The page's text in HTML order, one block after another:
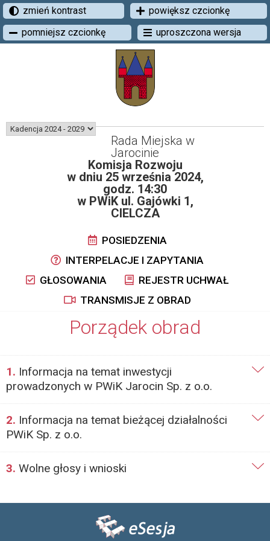
zmień kontrast
powiększ czcionkę
pomniejsz czcionkę
uproszczona wersja
Rada Miejska w
Jarocinie
Komisja Rozwoju
w dniu 25 września 2024,
godz. 14:30
w PWiK ul. Gajówki 1,
CIELCZA
POSIEDZENIA
INTERPELACJE I ZAPYTANIA
GŁOSOWANIA
REJESTR UCHWAŁ
TRANSMISJE Z OBRAD
Porządek obrad
1. Informacja na temat inwestycji
prowadzonych w PWiK Jarocin Sp. z o.o.
2. Informacja na temat bieżącej działalności
PWiK Sp. z o.o.
3. Wolne głosy i wnioski